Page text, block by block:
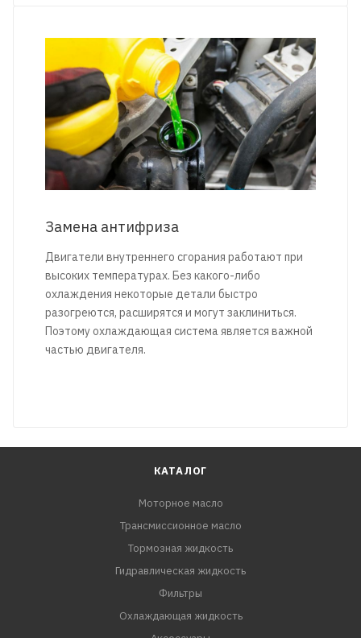
Замена антифриза
Двигатели внутреннего сгорания работают при
высоких температурах. Без какого-либо
охлаждения некоторые детали быстро
разогреются, расширятся и могут заклиниться.
Поэтому охлаждающая система является важной
частью двигателя.
КАТАЛОГ
Моторное масло
Трансмиссионное масло
Тормозная жидкость
Гидравлическая жидкость
Фильтры
Охлаждающая жидкость